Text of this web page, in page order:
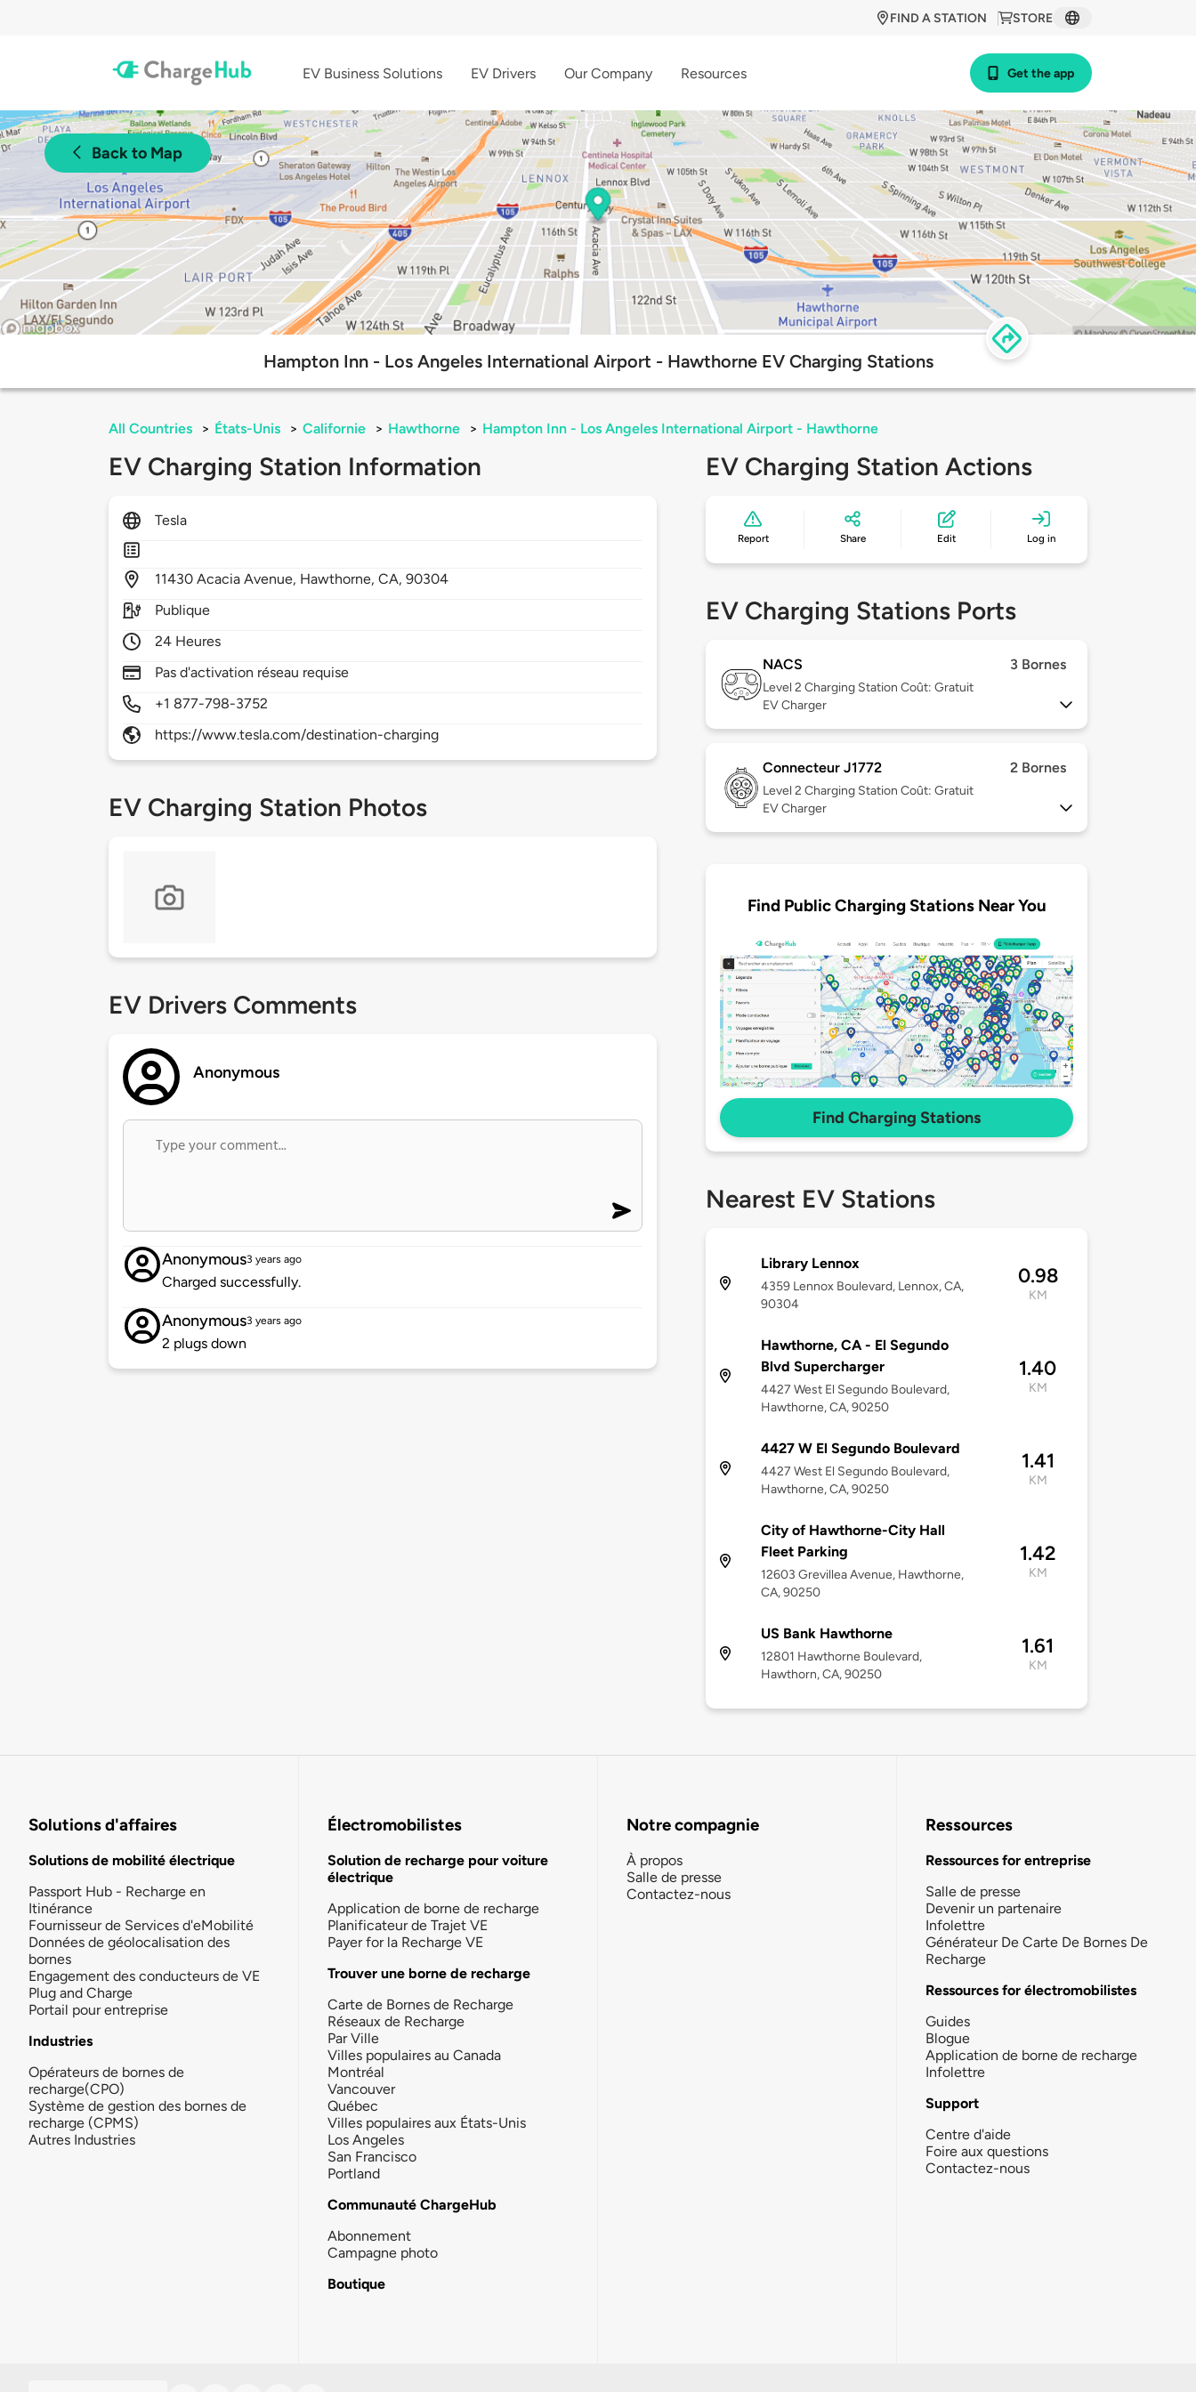
STORE
FIND A STATION
EV Business Solutions EV Drivers Our Company Resources Get the app
Back to Map
Hampton Inn - Los Angeles International Airport - Hawthorne EV Charging Stations
All Countries > États-Unis > Californie > Hawthorne > Hampton Inn - Los Angeles International Airport - Hawthorne
EV Charging Station Information
Tesla
11430Acacia Avenue, Hawthorne,CA,90304
Publique
24 Heures
Pas d'activation réseau requise
+1 877-798-3752
https://www.tesla.com/destination-charging
EV Charging Station Photos
EV Drivers Comments
Anonymous
Anonymous3 years ago
Charged successfully.
Anonymous3 years ago
2 plugs down
EV Charging Station Actions
Report Share Edit Log in
EV Charging Stations Ports
NACS 3 Bornes
Level 2 Charging Station Coût: Gratuit
EV Charger
Connecteur J1772 2 Bornes
Level 2 Charging Station Coût: Gratuit
EV Charger
Find Public Charging Stations Near You
Find Charging Stations
Nearest EV Stations
Library Lennox
4359 Lennox Boulevard, Lennox, CA,
90304
0.98
KM
Hawthorne, CA - El Segundo
Blvd Supercharger
4427 West El Segundo Boulevard,
Hawthorne, CA, 90250
1.40
KM
4427 W El Segundo Boulevard
4427 West El Segundo Boulevard,
Hawthorne, CA, 90250
1.41
KM
City of Hawthorne-City Hall
Fleet Parking
12603 Grevillea Avenue, Hawthorne,
CA, 90250
1.42
KM
US Bank Hawthorne
12801 Hawthorne Boulevard,
Hawthorn, CA, 90250
1.61
KM
Solutions d'affaires
Solutions de mobilité électrique
Passport Hub - Recharge en
Itinérance
Fournisseur de Services d'eMobilité
Données de géolocalisation des
bornes
Engagement des conducteurs de VE
Plug and Charge
Portail pour entreprise
Industries
Opérateurs de bornes de
recharge(CPO)
Système de gestion des bornes de
recharge (CPMS)
Autres Industries
Électromobilistes
Solution de recharge pour voiture
électrique
Application de borne de recharge
Planificateur de Trajet VE
Payer for la Recharge VE
Trouver une borne de recharge
Carte de Bornes de Recharge
Réseaux de Recharge
Par Ville
Villes populaires au Canada
Montréal
Vancouver
Québec
Villes populaires aux États-Unis
Los Angeles
San Francisco
Portland
Communauté ChargeHub
Abonnement
Campagne photo
Boutique
Notre compagnie
À propos
Salle de presse
Contactez-nous
Ressources
Ressources for entreprise
Salle de presse
Devenir un partenaire
Infolettre
Générateur De Carte De Bornes De
Recharge
Ressources for électromobilistes
Guides
Blogue
Application de borne de recharge
Infolettre
Support
Centre d'aide
Foire aux questions
Contactez-nous